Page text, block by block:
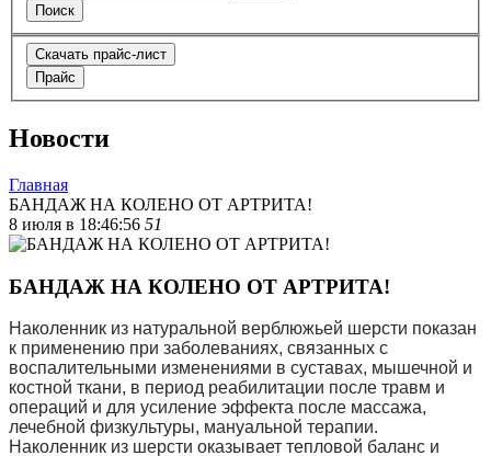
Поиск
Скачать прайс-лист
Прайс
Новости
Главная
БАНДАЖ НА КОЛЕНО ОТ АРТРИТА!
8 июля в 18:46:56 51
БАНДАЖ НА КОЛЕНО ОТ АРТРИТА!
Наколенник из натуральной верблюжьей шерсти показан
к применению при заболеваниях, связанных с
воспалительными изменениями в суставах, мышечной и
костной ткани, в период реабилитации после травм и
операций и для усиление эффекта после массажа,
лечебной физкультуры, мануальной терапии.
Наколенник из шерсти оказывает тепловой баланс и